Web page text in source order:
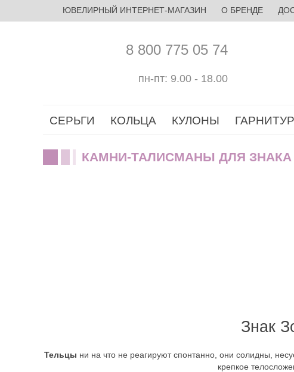
ЮВЕЛИРНЫЙ ИНТЕРНЕТ-МАГАЗИН О БРЕНДЕ
8 800 775 05 74
пн-пт: 9.00 - 18.00
СЕРЬГИ КОЛЬЦА КУЛОНЫ
КАМНИ-ТАЛИСМАНЫ ДЛЯ ЗНАКА
Знак
Тельцы ни на что не реагируют спонтанно, они солидны,
крепкое